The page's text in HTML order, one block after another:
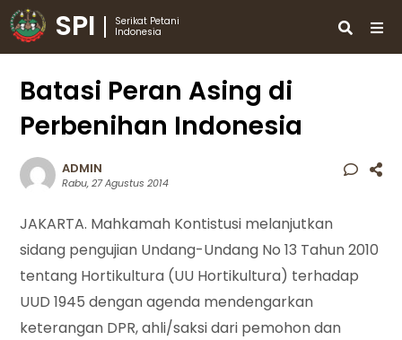
SPI
Serikat Petani
Indonesia
Batasi Peran Asing di
Perbenihan Indonesia
ADMIN
Rabu, 27 Agustus 2014
JAKARTA. Mahkamah Kontistusi melanjutkan
sidang pengujian Undang-Undang No 13 Tahun 2010
tentang Hortikultura (UU Hortikultura) terhadap
UUD 1945 dengan agenda mendengarkan
keterangan DPR, ahli/saksi dari pemohon dan